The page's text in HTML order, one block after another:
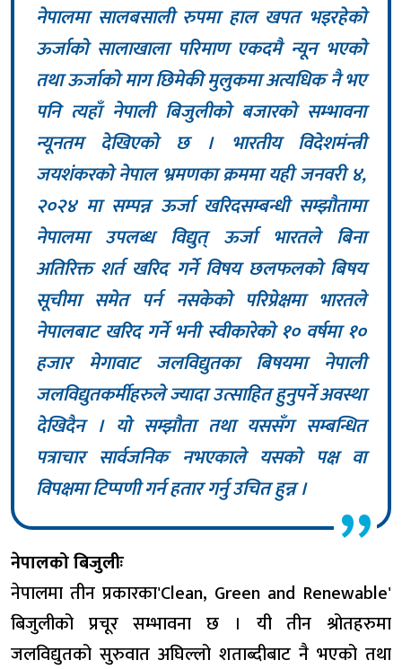
नेपालमा सालबसाली रुपमा हाल खपत भइरहेको
ऊर्जाको सालाखाला परिमाण एकदमै न्यून भएको
तथा ऊर्जाको माग छिमेकी मुलुकमा अत्यधिक नै भए
पनि त्यहाँ नेपाली बिजुलीको बजारको सम्भावना
न्यूनतम देखिएको छ । भारतीय विदेशमंन्त्री
जयशंकरको नेपाल भ्रमणका क्रममा यही जनवरी ४,
२०२४ मा सम्पन्न ऊर्जा खरिदसम्बन्धी सम्झौतामा
नेपालमा उपलब्ध विद्युत् ऊर्जा भारतले बिना
अतिरिक्त शर्त खरिद गर्ने विषय छलफलको बिषय
सूचीमा समेत पर्न नसकेको परिप्रेक्षमा भारतले
नेपालबाट खरिद गर्ने भनी स्वीकारेको १० वर्षमा १०
हजार मेगावाट जलविद्युतका बिषयमा नेपाली
जलविद्युतकर्मीहरुले ज्यादा उत्साहित हुनुपर्ने अवस्था
देखिदैन । यो सम्झौता तथा यससँग सम्बन्धित
पत्राचार सार्वजनिक नभएकाले यसको पक्ष वा
विपक्षमा टिप्पणी गर्न हतार गर्नु उचित हुन्न ।
नेपालको बिजुलीः
नेपालमा तीन प्रकारका'Clean, Green and Renewable'
बिजुलीको प्रचूर सम्भावना छ । यी तीन श्रोतहरुमा
जलविद्युतको सुरुवात अघिल्लो शताब्दीबाट नै भएको तथा